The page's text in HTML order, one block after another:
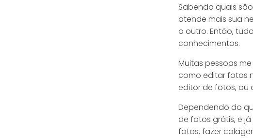
Sabendo quais
atende mais sua
o outro. Então,
conhecimentos.
Muitas pessoas
como editar fotos
editor de fotos, ou
Dependendo do
de fotos grátis, e
fotos, fazer